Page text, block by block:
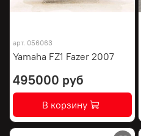
арт. 056063
Yamaha FZ1 Fazer 2007
495000 руб
В корзину